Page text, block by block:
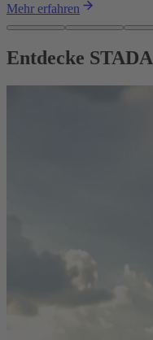
Mehr erfahren
Entdecke STADA